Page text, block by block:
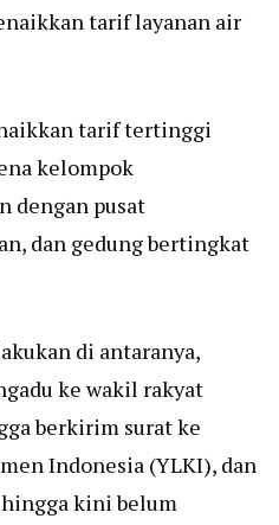
tarif layanan air
tarif tertinggi
kelompok
dengan pusat
dan gedung bertingkat
di antaranya,
ke wakil rakyat
berkirim surat ke
Indonesia (YLKI), dan
hingga kini belum